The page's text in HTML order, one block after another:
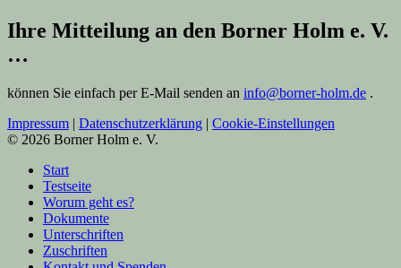
Ihre Mitteilung an den Borner Holm e. V.
…
können Sie einfach per E-Mail senden an info@borner-holm.de .
Impressum | Datenschutzerklärung | Cookie-Einstellungen
© 2026 Borner Holm e. V.
Start
Testseite
Worum geht es?
Dokumente
Unterschriften
Zuschriften